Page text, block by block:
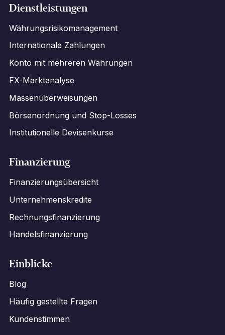
Dienstleistungen
Währungsrisikomanagement
Internationale Zahlungen
Konto mit mehreren Währungen
FX-Marktanalyse
Massenüberweisungen
Börsenordnung und Stop-Losses
Institutionelle Devisenkurse
Finanzierung
Finanzierungsübersicht
Unternehmenskredite
Rechnungsfinanzierung
Handelsfinanzierung
Einblicke
Blog
Häufig gestellte Fragen
Kundenstimmen